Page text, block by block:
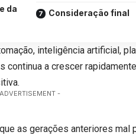
da
Consideração final
inteligência artificial,
a crescer
-
as gerações anteriores mal